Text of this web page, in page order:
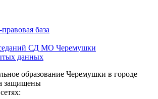
база
СД МО Черемушки
данных
образование Черемушки в городе
защищены